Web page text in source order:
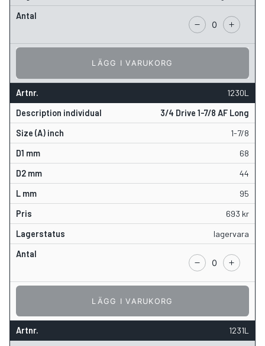
LÄGG I VARUKORG
1230L
3/4 Drive 1-7/8 AF Long
1-7/8
68
44
95
693 kr
lagervara
LÄGG I VARUKORG
1231L